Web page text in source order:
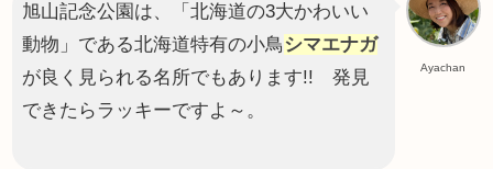
Ayachan
旭山記念公園は、「北海道の3大かわいい
動物」である北海道特有の小鳥シマエナガ
が良く見られる名所でもあります!! 発見
できたらラッキーですよ～。